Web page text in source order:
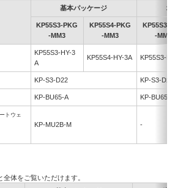
基本パッケージ 増
KP55S3-PKG
-MM3
KP55S4-PKG
-MM3
KP55S3-
-MM4
KP55S3-HY-3
A
KP55S4-HY-3A KP55S3-
KP-S3-D22 KP-S3-D22
KP-BU65-A KP-BU65-A
トウェ
KP-MU2B-M -
体をご覧いただけます。